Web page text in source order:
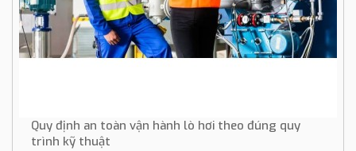
Quy định an toàn vận hành lò hơi theo đúng quy
trình kỹ thuật